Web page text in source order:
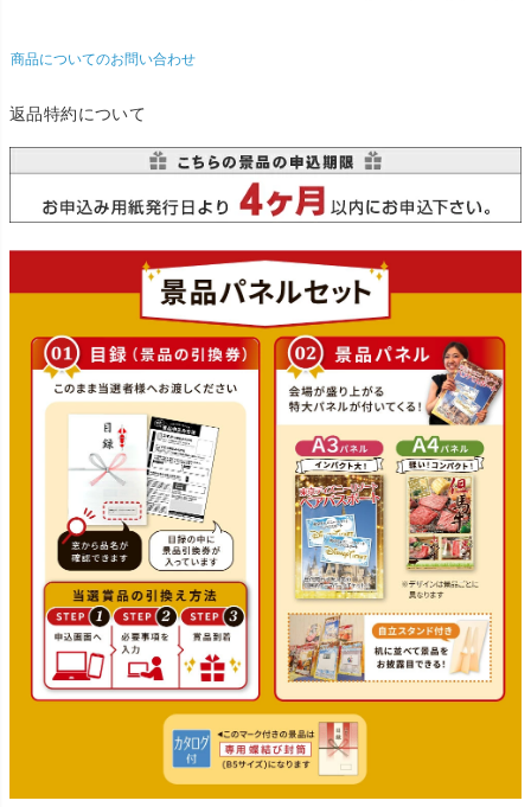
商品についてのお問い合わせ
返品特約について